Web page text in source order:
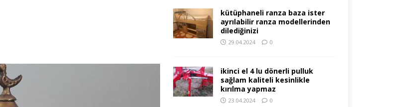
kütüphaneli ranza baza ister
ayrılabilir ranza modellerinden
dilediğinizi
29.04.2024 0
ikinci el 4 lu dönerli pulluk
sağlam kaliteli kesinlikle
kırılma yapmaz
23.04.2024 0